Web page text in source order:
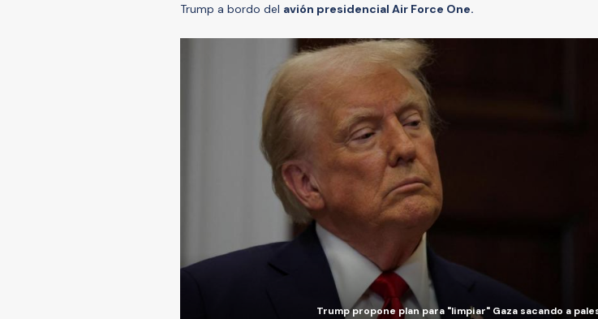
Trump a bordo del avión presidencial Air Force One.
Trump propone plan para "limpiar" Gaza sacando a